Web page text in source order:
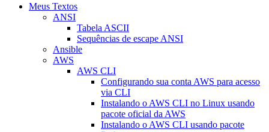
Meus Textos
ANSI
Tabela ASCII
Sequências de escape ANSI
Ansible
AWS
AWS CLI
Configurando sua conta AWS para acesso
via CLI
Instalando o AWS CLI no Linux usando
pacote oficial da AWS
Instalando o AWS CLI usando pacote